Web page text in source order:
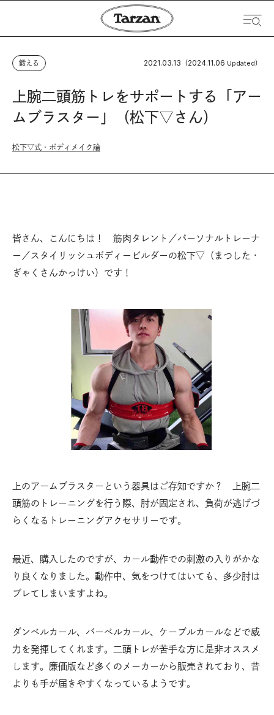
鍛える 2021.03.13 （2024.11.06 Updated）
上腕二頭筋トレをサポートする「アー
ムブラスター」（松下▽さん）
松下▽式・ボディメイク論
皆さん、こんにちは！ 筋肉タレント／パーソナルトレーナ
ー／スタイリッシュボディービルダーの松下▽（まつした・
ぎゃくさんかっけい）です！
上のアームブラスターという器具はご存知ですか？ 上腕二
頭筋のトレーニングを行う際、肘が固定され、負荷が逃げづ
らくなるトレーニングアクセサリーです。
最近、購入したのですが、カール動作での刺激の入りがかな
り良くなりました。動作中、気をつけてはいても、多少肘は
ブレてしまいますよね。
ダンベルカール、バーベルカール、ケーブルカールなどで威
力を発揮してくれます。二頭トレが苦手な方に是非オススメ
します。廉価版など多くのメーカーから販売されており、昔
よりも手が届きやすくなっているようです。